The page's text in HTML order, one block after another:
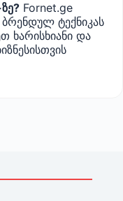
Fornet.ge
ტექნიკას
ხარისხიანი და